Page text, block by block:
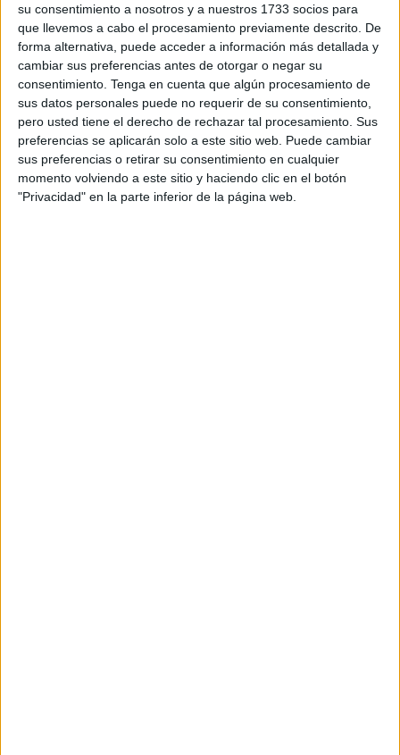
su consentimiento a nosotros y a nuestros 1733 socios para
que llevemos a cabo el procesamiento previamente descrito. De
forma alternativa, puede acceder a información más detallada y
cambiar sus preferencias antes de otorgar o negar su
consentimiento. Tenga en cuenta que algún procesamiento de
sus datos personales puede no requerir de su consentimiento,
pero usted tiene el derecho de rechazar tal procesamiento. Sus
preferencias se aplicarán solo a este sitio web. Puede cambiar
sus preferencias o retirar su consentimiento en cualquier
momento volviendo a este sitio y haciendo clic en el botón
"Privacidad" en la parte inferior de la página web.
Al término del recreo, el aula se ha convertido en una sala
de investigación y los alumnos tendrían que ayudar al
agente García a resolver el caso de la desaparición de una
joven, Carla.
Para ello, Marta Moreno, educadora social y agente de
igualdad experta enprevención de violencia de género
del Equipo Ágora, encargada de dirigir esta actividad, ha
presentado al alumnado el informe con las primeras pistas